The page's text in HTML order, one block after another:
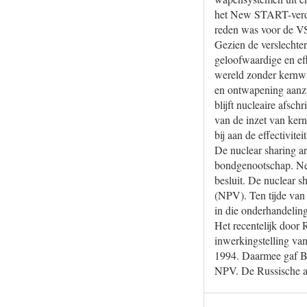
het New START-
reden was voor de
Gezien de
geloofwaardige en
wereld zonder
en ontwapening
blijft nucleaire
van de inzet van
bij aan de
De nuclear sharing
bondgenootschap.
besluit. De nuclear
(NPV). Ten tijde
in die
Het recentelijk door
inwerkingstelling
1994. Daarmee gaf
NPV. De Russische